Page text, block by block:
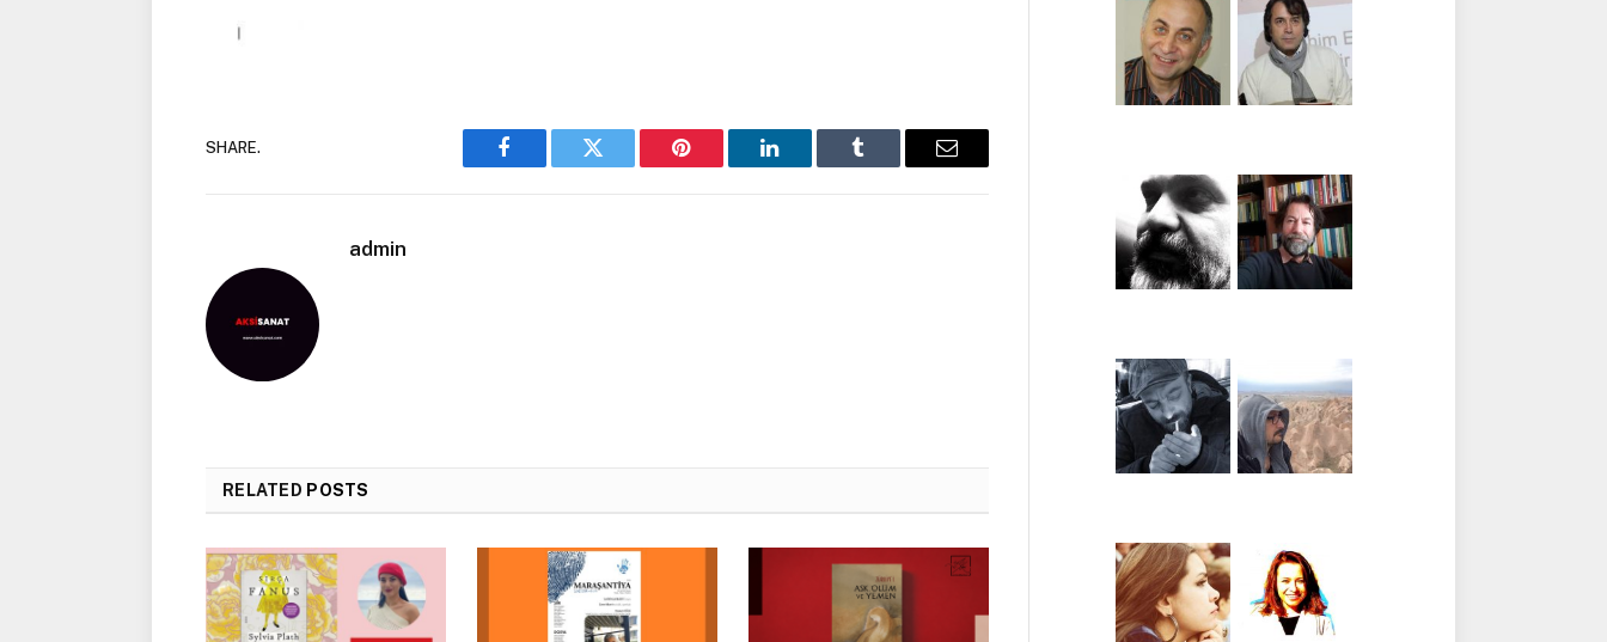
SHARE.
Facebook Twitter Pinterest LinkedIn Tumblr Email
admin
RELATED POSTS